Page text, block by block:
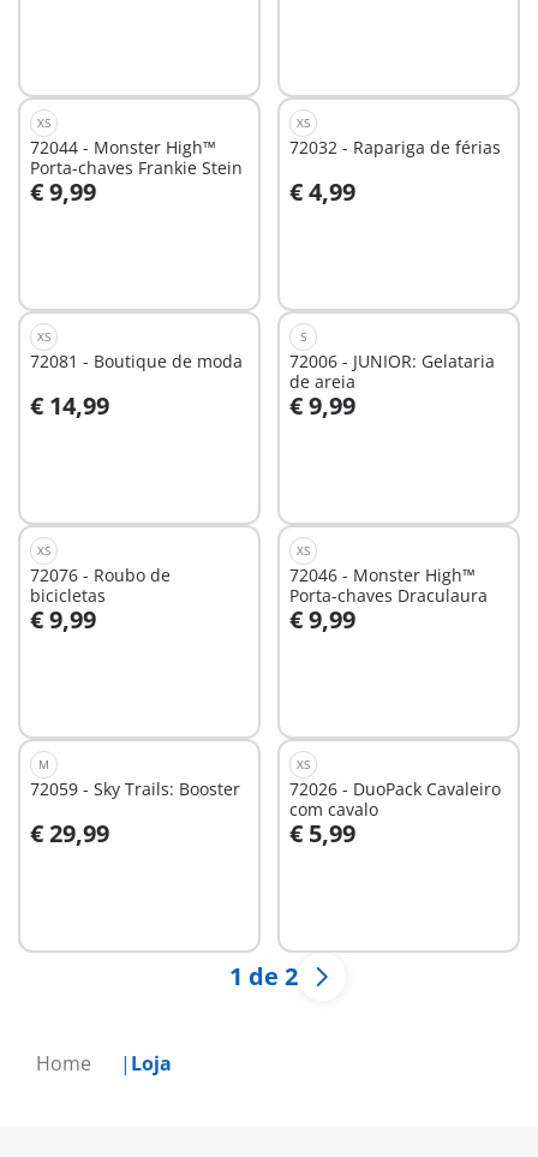
Home Loja
XS
72044 - Monster High™
Porta-chaves Frankie Stein
€ 9,99
Ao carrinho
XS
72032 - Rapariga de férias
€ 4,99
Ao carrinho
XS
72081 - Boutique de moda
€ 14,99
Ao carrinho
S
72006 - JUNIOR: Gelataria
de areia
€ 9,99
Ao carrinho
XS
72076 - Roubo de
bicicletas
€ 9,99
Ao carrinho
XS
72046 - Monster High™
Porta-chaves Draculaura
€ 9,99
Ao carrinho
M
72059 - Sky Trails: Booster
€ 29,99
Ao carrinho
XS
72026 - DuoPack Cavaleiro
com cavalo
€ 5,99
Ao carrinho
1 de 2